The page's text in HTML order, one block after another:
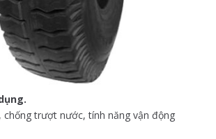
chống trượt nước, tính năng vận động